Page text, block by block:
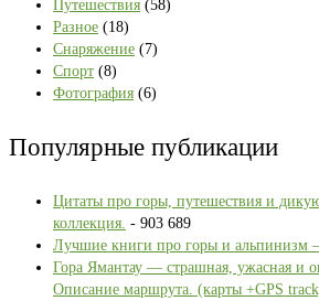
Путешествия (58)
Разное (18)
Снаряжение (7)
Спорт (8)
Фотография (6)
Популярные публикации
Цитаты про горы, путешествия и
коллекция. - 903 689
Лучшие книги про горы и альпинизм
Гора Ямантау — страшная, ужасная и
Описание маршрута. (карты +GPS